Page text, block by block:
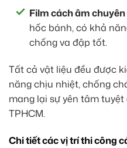
Film cách âm
hốc bánh, có khả
chống va đập tốt.
Tất cả vật liệu đều được
năng chịu nhiệt, chống
mang lại sự yên tâm
TPHCM.
Chi tiết các vị trí thi công